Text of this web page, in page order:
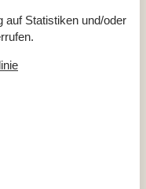
auf Statistiken und/oder